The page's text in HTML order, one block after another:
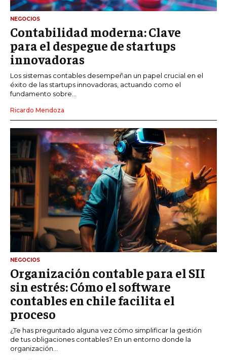
NEGOCIOS
Contabilidad moderna: Clave
para el despegue de startups
innovadoras
Los sistemas contables desempeñan un papel crucial en el
éxito de las startups innovadoras, actuando como el
fundamento sobre...
Ricardo Mendoza
NEGOCIOS
Organización contable para el SII
sin estrés: Cómo el software
contables en chile facilita el
proceso
¿Te has preguntado alguna vez cómo simplificar la gestión
de tus obligaciones contables? En un entorno donde la
organización...